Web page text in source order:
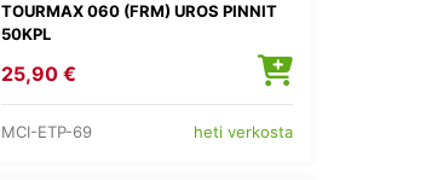
TOURMAX 060 (FRM) UROS PINNIT
50KPL
25,90 €
MCI-ETP-69 heti verkosta